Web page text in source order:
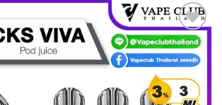
Add
to
wishlist